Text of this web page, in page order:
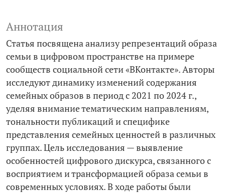
Аннотация
Статья посвящена анализу репрезентаций образа
семьи в цифровом пространстве на примере
сообществ социальной сети «ВКонтакте». Авторы
исследуют динамику изменений содержания
семейных образов в период с 2021 по 2024 г.,
уделяя внимание тематическим направлениям,
тональности публикаций и специфике
представления семейных ценностей в различных
группах. Цель исследования — выявление
особенностей цифрового дискурса, связанного с
восприятием и трансформацией образа семьи в
современных условиях. В ходе работы были